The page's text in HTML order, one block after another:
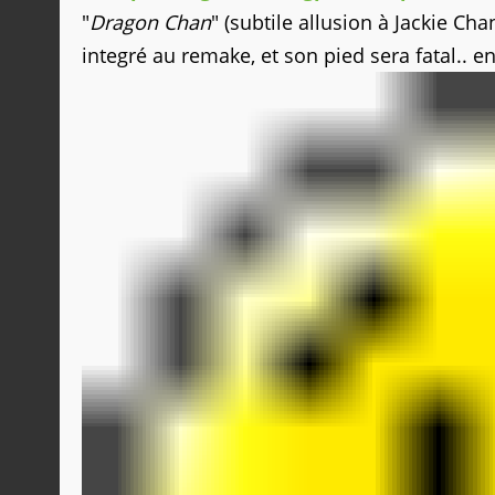
"Dragon Chan" (subtile allusion à Jackie
integré au remake, et son pied sera fatal..